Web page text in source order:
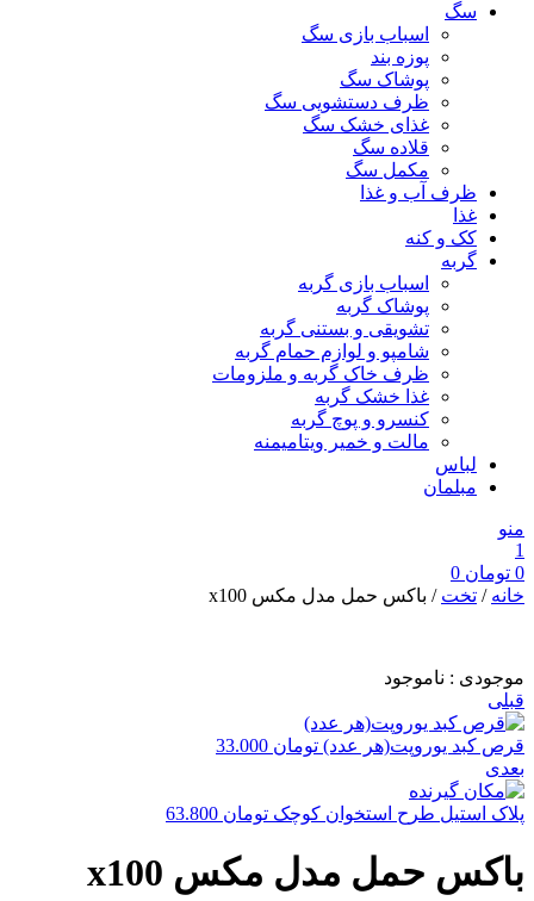
سگ
اسباب بازی سگ
پوزه بند
پوشاک سگ
ظرف دستشویی سگ
غذای خشک سگ
قلاده سگ
مکمل سگ
ظرف آب و غذا
غذا
کک و کنه
گربه
اسباب بازی گربه
پوشاک گربه
تشویقی و بستنی گربه
شامپو و لوازم حمام گربه
ظرف خاک گربه و ملزومات
غذا خشک گربه
کنسرو و پوچ گربه
مالت و خمیر ویتامیمنه
لباس
مبلمان
منو
1
0 تومان
خانه / تخت / باکس حمل مدل مکس x100
موجودی : ناموجود
قبلی
قرص کبد یوروپت(هر عدد) تومان
بعدی
پلاک استیل طرح استخوان کوچک تومان
باکس حمل مدل مکس x100